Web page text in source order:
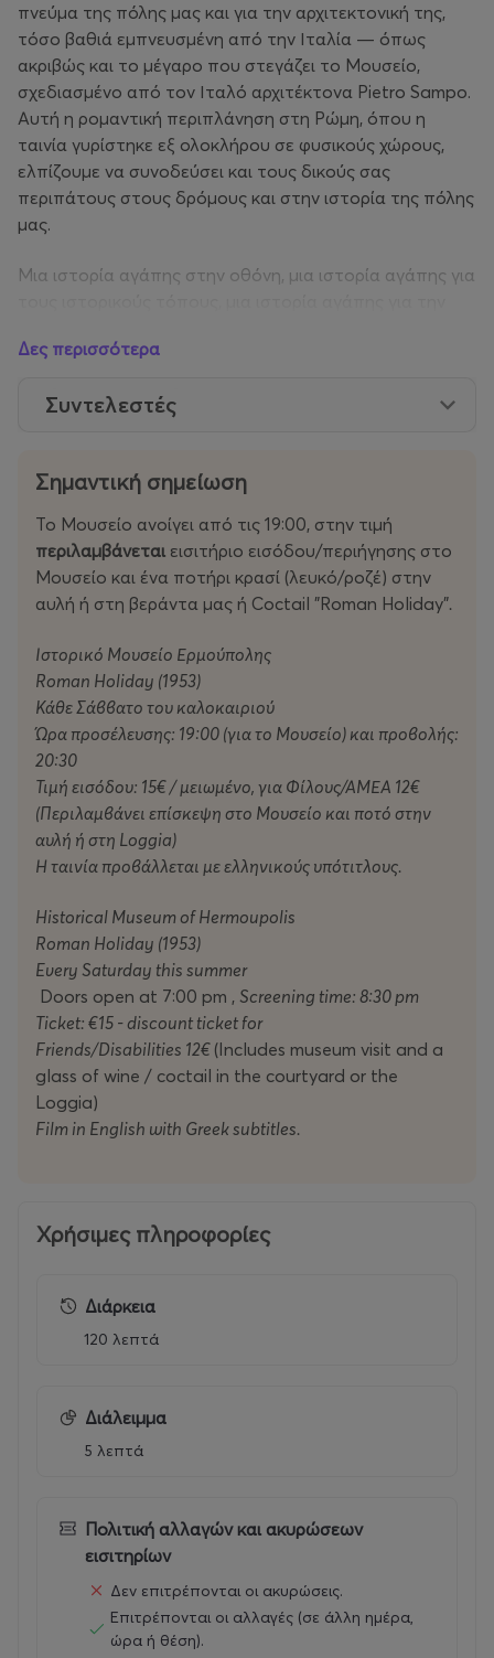
πνεύμα της πόλης μας και για την αρχιτεκτονική της,
τόσο βαθιά εμπνευσμένη από την Ιταλία — όπως
ακριβώς και το μέγαρο που στεγάζει το Μουσείο,
σχεδιασμένο από τον Ιταλό αρχιτέκτονα Pietro Sampo.
Αυτή η ρομαντική περιπλάνηση στη Ρώμη, όπου η
ταινία γυρίστηκε εξ ολοκλήρου σε φυσικούς χώρους,
ελπίζουμε να συνοδεύσει και τους δικούς σας
περιπάτους στους δρόμους και στην ιστορία της πόλης
μας.
Μια ιστορία αγάπης στην οθόνη, μια ιστορία αγάπης για
and Film Studies]
Δες περισσότερα
Συντελεστές
Σημαντική σημείωση
Το Μουσείο ανοίγει από τις 19:00, στην τιμή
περιλαμβάνεται εισιτήριο εισόδου/περιήγησης στο
Μουσείο και ένα ποτήρι κρασί (λευκό/ροζέ) στην
αυλή ή στη βεράντα μας ή Coctail "Roman Holiday".
Ιστορικό Μουσείο Ερμούπολης
Roman Holiday (1953)
Κάθε Σάββατο του καλοκαιριού
Ώρα προσέλευσης: 19:00 (για το Μουσείο) και προβολής:
20:30
Τιμή εισόδου: 15€ / μειωμένο, για Φίλους/ΑΜΕΑ 12€
(Περιλαμβάνει επίσκεψη στο Μουσείο και ποτό στην
αυλή ή στη Loggia)
Η ταινία προβάλλεται με ελληνικούς υπότιτλους.
Historical Museum of Hermoupolis
Roman Holiday (1953)
Every Saturday this summer
Doors open at 7:00 pm , Screening time: 8:30 pm
Ticket: €15 - discount ticket for
Friends/Disabilities 12€ (Includes museum visit and a
glass of wine / coctail in the courtyard or the
Loggia)
Film in English with Greek subtitles.
Χρήσιμες πληροφορίες
Διάρκεια
120 λεπτά
Διάλειμμα
5 λεπτά
Πολιτική αλλαγών και ακυρώσεων
εισιτηρίων
Δεν επιτρέπονται οι ακυρώσεις.
Επιτρέπονται οι αλλαγές (σε άλλη ημέρα,
ώρα ή θέση).